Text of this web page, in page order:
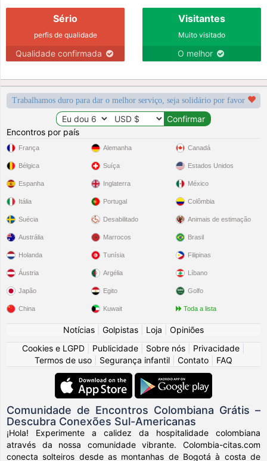
Sério
perfis de qualidade
Qualidade confirmada
Visitantes
Muito visitado
O melhor
Trabalhamos duro para dar o melhor serviço, seja solidário por favor
Encontros por país
França
Bélgica
Espanha
Itália
Suécia
Alemanha
Suíça
Inglaterra
Portugal
Desabilitado
Canadá
Estados Unidos
México
Colômbia
Animais de estimação
Austrália
Holanda
Áustria
Japão
China
Marrocos
Tunísia
Argélia
Egito
Kuwait
Brasil
Filipinas
Líbano
Golfo
Toda a lista
Notícias Golpistas Loja
Opiniões
Cookies e LGPD
Publicidade Sobre nós Privacidade
Termos de uso
Segurança infantil Contato FAQ
Comunidade de Encontros Colombiana Grátis –
Descubra Conexões Sul-Americanas
¡Hola! Experimente a calidez da hospitalidade colombiana
através da nossa comunidade vibrante. Colombia-citas.com
conecta solteiros desde as montanhas de Bogotá à costa de